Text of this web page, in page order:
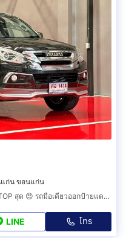
แก่น ขอนแก่น
😍 2019 ISUZU MUX 1.9 DVD NAVI รุ่น TOP สุด 😍 รถมือเดียวออกป้ายแดง รถวิ่งน้อย เข้าศูนย์ทุกระยะ รถไม่เคยมีอุบัติเหตุครับ
LINE โทร